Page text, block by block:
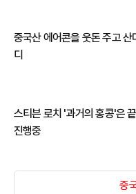
중국산 에어콘을 웃돈 주고 산
디
스티븐 로치 '과거의 홍콩'은
진행중
중